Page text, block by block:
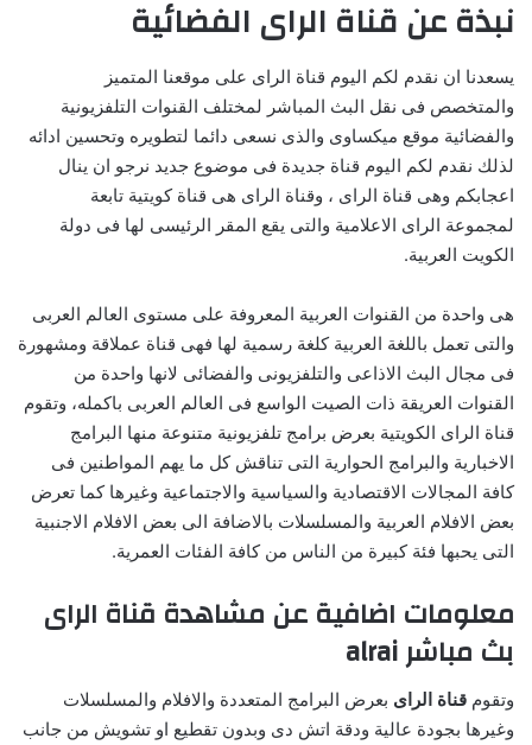
نبذة عن قناة الراى الفضائية
يسعدنا ان نقدم لكم اليوم قناة الراى على موقعنا المتميز
والمتخصص فى نقل البث المباشر لمختلف القنوات التلفزيونية
والفضائية موقع ميكساوى والذى نسعى دائما لتطويره وتحسين ادائه
لذلك نقدم لكم اليوم قناة جديدة فى موضوع جديد نرجو ان ينال
اعجابكم وهى قناة الراى ، وقناة الراى هى قناة كويتية تابعة
لمجموعة الراى الاعلامية والتى يقع المقر الرئيسى لها فى دولة
الكويت العربية.
هى واحدة من القنوات العربية المعروفة على مستوى العالم العربى
والتى تعمل باللغة العربية كلغة رسمية لها فهى قناة عملاقة ومشهورة
فى مجال البث الاذاعى والتلفزيونى والفضائى لانها واحدة من
القنوات العريقة ذات الصيت الواسع فى العالم العربى باكمله، وتقوم
قناة الراى الكويتية بعرض برامج تلفزيونية متنوعة منها البرامج
الاخبارية والبرامج الحوارية التى تناقش كل ما يهم المواطنين فى
كافة المجالات الاقتصادية والسياسية والاجتماعية وغيرها كما تعرض
بعض الافلام العربية والمسلسلات بالاضافة الى بعض الافلام الاجنبية
التى يحبها فئة كبيرة من الناس من كافة الفئات العمرية.
معلومات اضافية عن مشاهدة قناة الراى
بث مباشر alrai
وتقوم قناة الراى بعرض البرامج المتعددة والافلام والمسلسلات
وغيرها بجودة عالية ودقة اتش دى وبدون تقطيع او تشويش من جانب